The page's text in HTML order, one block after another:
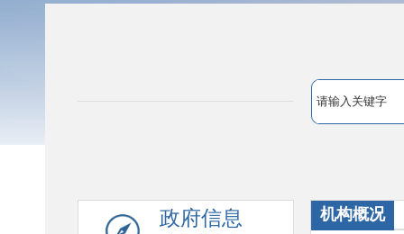
政府信息
机构概况